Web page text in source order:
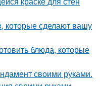
которые сделают вашу
блюда, которые
своими руками.